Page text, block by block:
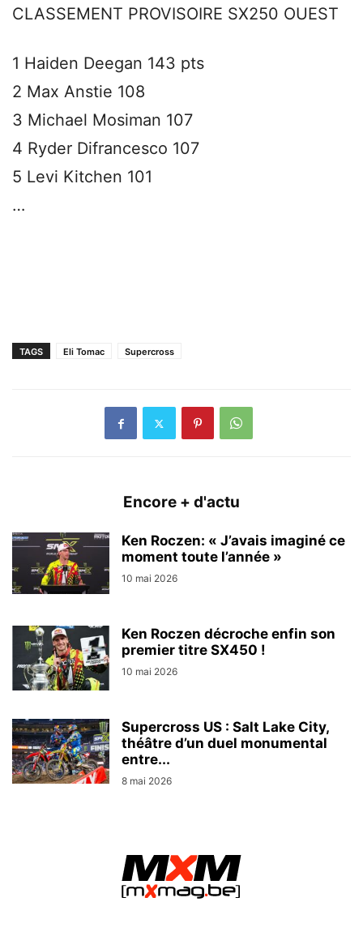
CLASSEMENT PROVISOIRE SX250 OUEST
1 Haiden Deegan 143 pts
2 Max Anstie 108
3 Michael Mosiman 107
4 Ryder Difrancesco 107
5 Levi Kitchen 101
…
TAGS Eli Tomac Supercross
Encore + d'actu
Ken Roczen: « J’avais imaginé ce
moment toute l’année »
10 mai 2026
Ken Roczen décroche enfin son
premier titre SX450 !
10 mai 2026
Supercross US : Salt Lake City,
théâtre d’un duel monumental
entre...
8 mai 2026